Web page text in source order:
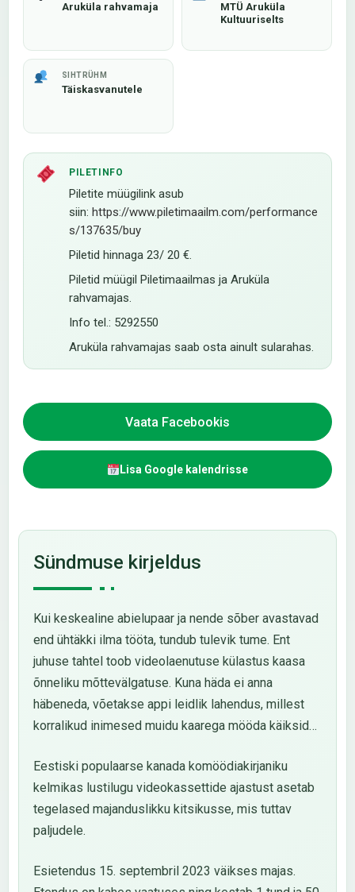
Aruküla rahvamaja
MTÜ Aruküla
Kultuuriselts
SIHTRÜHM
Täiskasvanutele
PILETINFO
Piletite müügilink asub
siin: https://www.piletimaailm.com/performance
s/137635/buy
Piletid hinnaga 23/ 20 €.
Piletid müügil Piletimaailmas ja Aruküla
rahvamajas.
Info tel.: 5292550
Aruküla rahvamajas saab osta ainult sularahas.
Vaata Facebookis
Lisa Google kalendrisse
Sündmuse kirjeldus
Kui keskealine abielupaar ja nende sõber avastavad
end ühtäkki ilma tööta, tundub tulevik tume. Ent
juhuse tahtel toob videolaenutuse külastus kaasa
õnneliku mõttevälgatuse. Kuna häda ei anna
häbeneda, võetakse appi leidlik lahendus, millest
korralikud inimesed muidu kaarega mööda käiksid…
Eestiski populaarse kanada komöödiakirjaniku
kelmikas lustilugu videokassettide ajastust asetab
tegelased majanduslikku kitsikusse, mis tuttav
paljudele.
Esietendus 15. septembril 2023 väikses majas.